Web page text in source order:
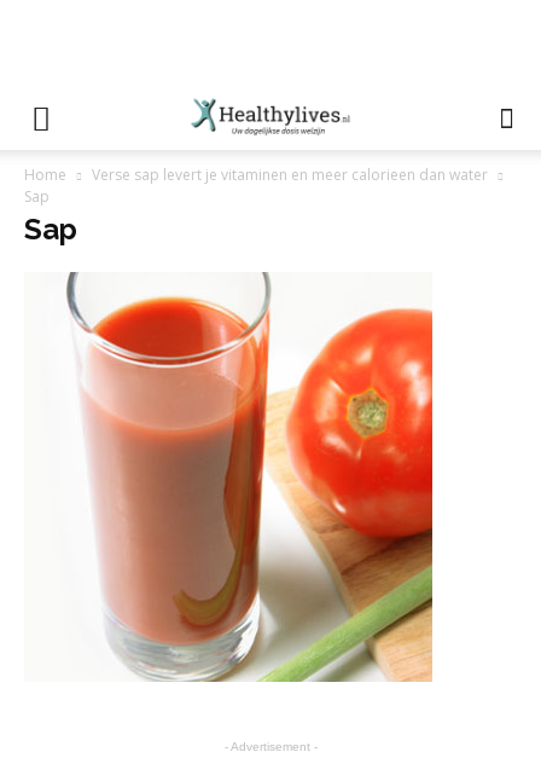
Home
Verse sap levert je vitaminen en meer calorieen dan water
Sap
Sap
- Advertisement -